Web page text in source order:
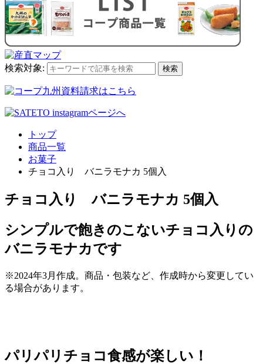
検索対象: 検索
トップ
商品一覧
お菓子
チョコ入り バニラモナカ 5個入
チョコ入り バニラモナカ 5個入
シンプルで飽きのこないチョコ入りの
バニラモナカです
※2024年3月作成。商品・包装など、作成時から変更してい
る場合があります。
パリパリチョコ食感が楽しい！